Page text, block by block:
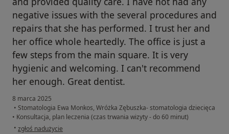
negative issues with the several procedures and
repairs that she has performed. I trust her and
her office whole heartedly. The office is just a
few steps from the main square. It is very
hygienic and welcoming. I can't recommend
her enough. Great dentist.
8 marca 2025
• Stomatologia Ewa Monkos, Wróżka Zębuszka- stomatologia dziecięca
• Konsultacja, plan leczenia (czas trwania wizyty - do 60 minut)
• w opinii użytkownika Hubert Koj
zgłoś nadużycie